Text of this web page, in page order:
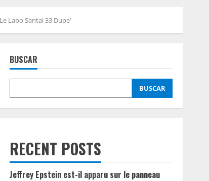
Labo Santal 33 Dupe’
BUSCAR
BUSCAR
RECENT POSTS
Jeffrey Epstein est-il apparu sur le panneau